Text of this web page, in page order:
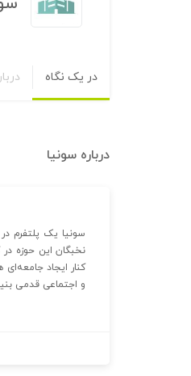
در یک نگاه
درباره سونیا
سونیا یک پلتفرم
نخبگان این حوزه
کنار ایجاد
و اجتماعی قدمی